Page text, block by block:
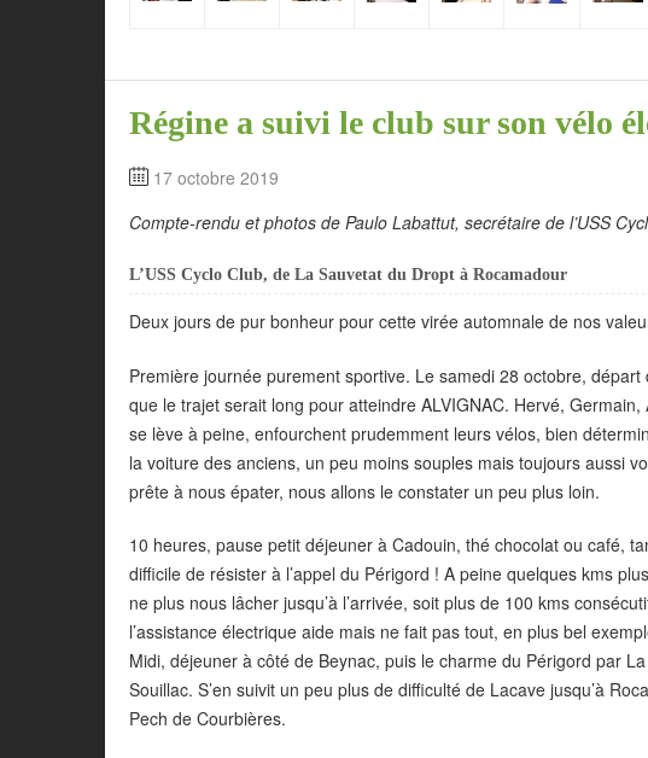
Régine a suivi le club sur son vélo
17 octobre 2019
Compte-rendu et photos de Paulo Labattut, secrétaire de l’USS
L’USS Cyclo Club, de La Sauvetat du Dropt à Rocamadour
Deux jours de pur bonheur pour cette virée automnale de nos
Première journée purement sportive. Le samedi 28 octobre,
que le trajet serait long pour atteindre ALVIGNAC. Hervé,
se lève à peine, enfourchent prudemment leurs vélos, bien
la voiture des anciens, un peu moins souples mais toujours aussi
prête à nous épater, nous allons le constater un peu plus loin.
10 heures, pause petit déjeuner à Cadouin, thé chocolat ou café,
difficile de résister à l’appel du Périgord ! A peine quelques kms
ne plus nous lâcher jusqu’à l’arrivée, soit plus de 100 kms
l’assistance électrique aide mais ne fait pas tout, en plus bel
Midi, déjeuner à côté de Beynac, puis le charme du Périgord par
Souillac. S’en suivit un peu plus de difficulté de Lacave jusqu’à
Pech de Courbières.